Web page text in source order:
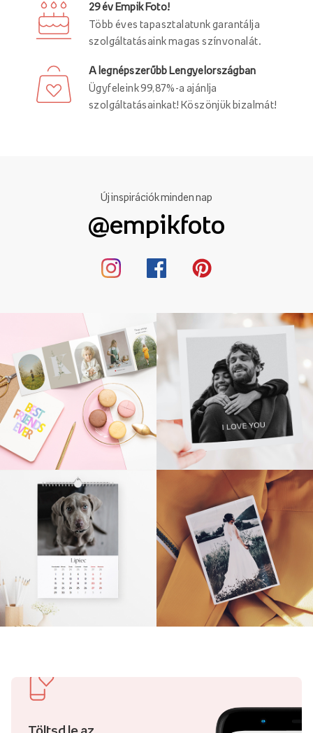
29 év Empik Foto!
Több éves tapasztalatunk garantálja
szolgáltatásaink magas színvonalát.
A legnépszerűbb Lengyelországban
Ügyfeleink 99,87%-a ajánlja
szolgáltatásainkat! Köszönjük bizalmát!
Új inspirációk minden nap
@empikfoto
Töltsd le az